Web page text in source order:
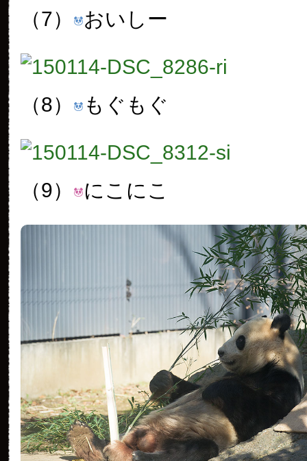
（7） おいしー
（8） もぐもぐ
（9） にこにこ